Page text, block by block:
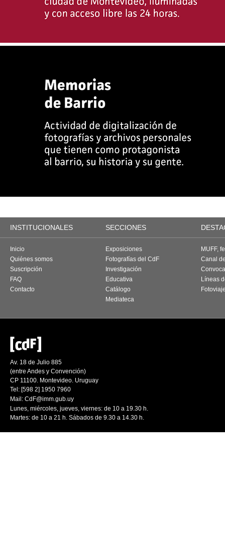
INSTITUCIONALES SECCIONES
Inicio
Quiénes somos
Suscripción
FAQ
Contacto
Exposiciones
Fotografías del CdF
Investigación
Educativa
Catálogo
Mediateca
MUFF,
Canal
Líneas
Av. 18 de Julio 885
(entre Andes y Convención)
CP 11100. Montevideo. Uruguay
Tel: [598 2] 1950 7960
Mail: CdF@imm.gub.uy
Lunes, miércoles, jueves, viernes: de 10 a 19.30 h.
Martes: de 10 a 21 h. Sábados de 9.30 a 14.30 h.